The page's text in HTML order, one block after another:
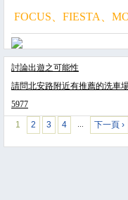
FOCUS、FIESTA、
討論出遊之可能性
請問北安路附近有推薦的洗車
5977
1 2 3 4 … 下一頁 ›